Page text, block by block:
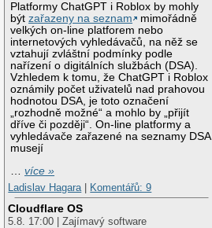
Platformy ChatGPT i Roblox by mohly
býtzařazeny na seznam
mimořádně
velkých on-line platforem nebo
internetových vyhledávačů, na něž se
vztahují zvláštní podmínky podle
nařízení o digitálních službách (DSA).
Vzhledem k tomu, že ChatGPT i Roblox
oznámily počet uživatelů nad prahovou
hodnotou DSA, je toto označení
„rozhodně možné“ a mohlo by „přijít
dříve či později“. On-line platformy a
vyhledávače zařazené na seznamy DSA
musejí
…více »
Ladislav Hagara| Komentářů: 9
Cloudflare OS
5.8. 17:00 | Zajímavý software